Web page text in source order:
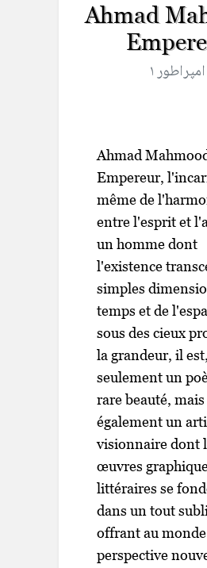
Ahmad
امپراطور ۱
Ahmad
Empereur,
même de
entre l'esprit et
un homme dont
l'existence
simples
temps et de
sous des cieux
la grandeur, il
seulement un
rare beauté, mais
également un
visionnaire dont
œuvres
littéraires se
dans un tout
offrant au
perspective